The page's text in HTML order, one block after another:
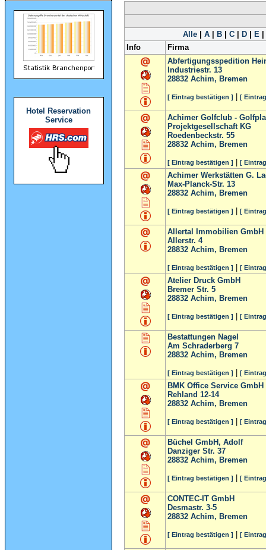
Hotel Reservation
Service
Alle| A| B| C| D| E|
Info
Firma
Abfertigungsspedition
Industriestr. 13
28832 Achim, Bremen
[ Eintrag bestätigen ] [
Achimer Golfclub -
Projektgesellschaft KG
Roedenbeckstr. 55
28832 Achim, Bremen
[ Eintrag bestätigen ] [
Achimer Werkstätten G.
Max-Planck-Str. 13
28832 Achim, Bremen
[ Eintrag bestätigen ] [
Allertal Immobilien GmbH
Allerstr. 4
28832 Achim, Bremen
[ Eintrag bestätigen ] [
Atelier Druck GmbH
Bremer Str. 5
28832 Achim, Bremen
[ Eintrag bestätigen ] [
Bestattungen Nagel
Am Schraderberg 7
28832 Achim, Bremen
[ Eintrag bestätigen ] [
BMK Office Service GmbH
Rehland 12-14
28832 Achim, Bremen
[ Eintrag bestätigen ] [
Büchel GmbH, Adolf
Danziger Str. 37
28832 Achim, Bremen
[ Eintrag bestätigen ] [
CONTEC-IT GmbH
Desmastr. 3-5
28832 Achim, Bremen
[ Eintrag bestätigen ] [